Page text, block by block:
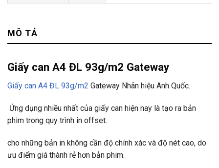
MÔ TẢ
Giấy can A4 ĐL 93g/m2 Gateway
Giấy can A4 ĐL 93g/m2 Gateway Nhãn hiệu Anh Quốc.
Ứng dụng nhiều nhất của giấy can hiện nay là tạo ra bản
phim trong quy trình in offset.
cho những bản in không cần độ chính xác và độ nét cao, do
ưu điểm giá thành rẻ hơn bản phim.